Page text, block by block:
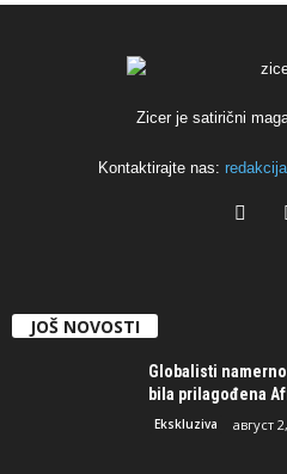
Zicer je satirični
Kontaktirajte nas:
JOŠ NOVOSTI
Globalisti
bila prilagođena
Ekskluziva август